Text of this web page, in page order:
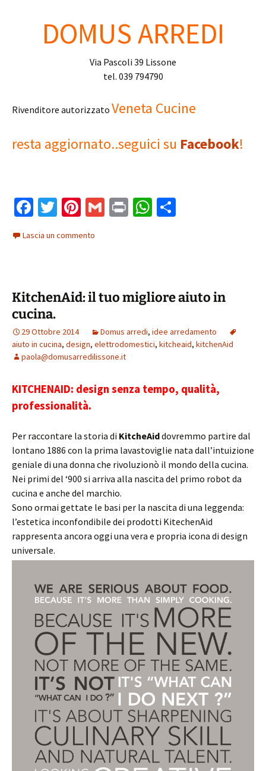
DOMUS ARREDI
Via Pascoli 39 Lissone
tel. 039 794790
Rivenditore autorizzato Veneta Cucine
resta aggiornato..seguici su Facebook!
Fa
ce
b
k
T
tt
Pi
nt
er
G
Pr W
p
di
Lascia un commento
KitchenAid: il tuo migliore aiuto in
cucina.
29 Ottobre 2014 Domus arredi, idee arredamento
aiuto in cucina, design, elettrodomestici, kitcheaid, kitchenAid
paola@domusarredilissone.it
KITCHENAID: design senza tempo, qualità,
professionalità.
Per raccontare la storia di KitcheAiddovremmo partire dal
lontano 1886 con la prima lavastoviglie nata dall’intuizione
geniale di una donna che rivoluzionò il mondo della cucina.
Nei primi del ‘900 si arriva alla nascita del primo robot da
cucina e anche del marchio.
Sono ormai gettate le basi per la nascita di una leggenda:
l’estetica inconfondibile dei prodotti KitechenAid
rappresenta ancora oggi una vera e propria icona di design
universale.